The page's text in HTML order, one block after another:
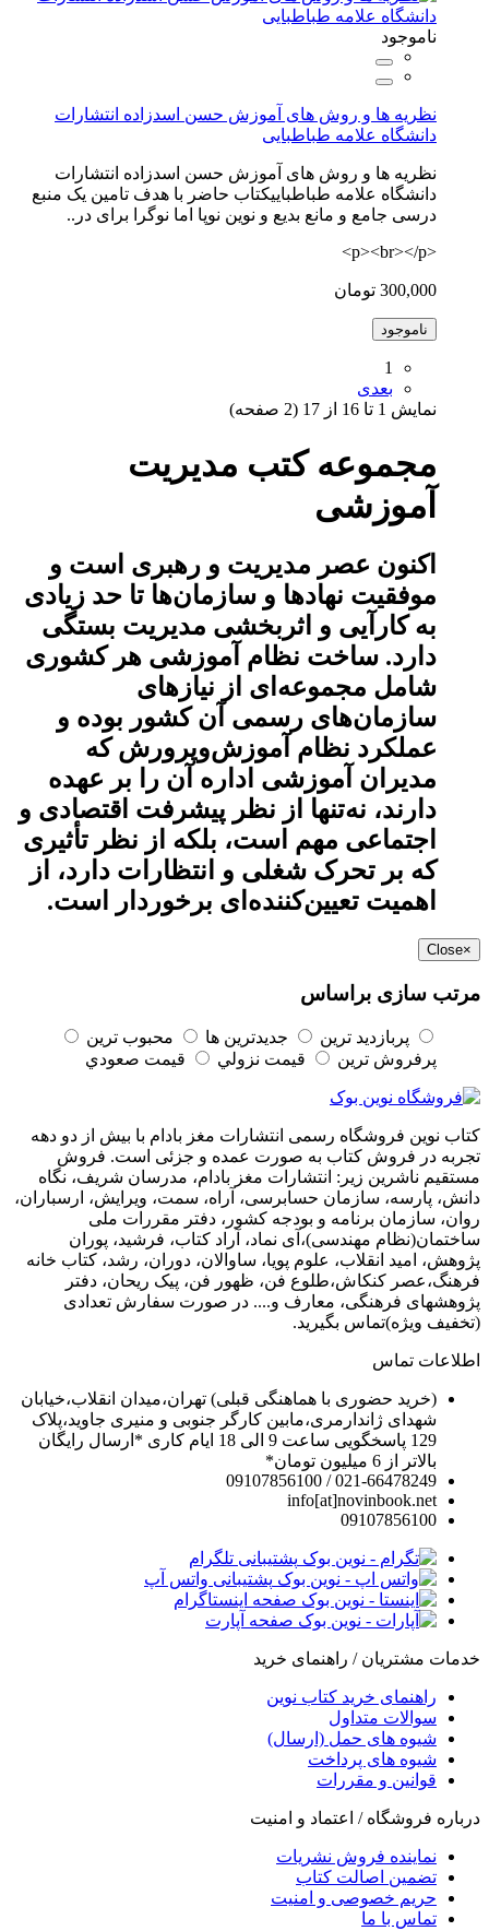
ناموجود
نظریه ها و روش های آموزش حسن اسدزاده انتشارات
دانشگاه علامه طباطبایی
نظریه ها و روش های آموزش حسن اسدزاده انتشارات
دانشگاه علامه طباطباییکتاب حاضر با هدف تامین یک منبع
درسی جامع و مانع بدیع و نوین نوپا اما نوگرا برای در..
<p><br></p>
300,000 تومان
ناموجود
1
بعدی
نمايش 1 تا 16 از 17 (2 صفحه)
مجموعه کتب مدیریت
آموزشی
اکنون عصر مدیریت و رهبری است و
موفقیت نهادها و سازمان‌ها تا حد زیادی
به کارآیی و اثربخشی مدیریت بستگی
دارد. ساخت نظام آموزشی هر کشوری
شامل مجموعه‌ای از نیازهای
سازمان‌های رسمی آن کشور بوده و
عملکرد نظام آموزش‌وپرورش که
مدیران آموزشی اداره آن را بر عهده
دارند، نه‌تنها از نظر پیشرفت اقتصادی و
اجتماعی مهم است، بلکه از نظر تأثیری
که بر تحرک شغلی و انتظارات دارد، از
اهمیت تعیین‌کننده‌ای برخوردار است.
×
Close
مرتب سازی براساس
پربازديد ترين جديدترين ها
محبوب ترين
پرفروش ترين
قيمت نزولي قيمت صعودي
کتاب نوین فروشگاه رسمی انتشارات مغز بادام با بیش از دو دهه
تجربه در فروش کتاب به صورت عمده و جزئی است. فروش
مستقیم ناشرین زیر: انتشارات مغز بادام، مدرسان شریف، نگاه
دانش، پارسه، سازمان حسابرسی، آراه، سمت، ویرایش، ارسباران،
روان، سازمان برنامه و بودجه کشور، دفتر مقررات ملی
ساختمان(نظام مهندسی)،آی نماد، آراد کتاب، فرشید، پوران
پژوهش، امید انقلاب، علوم پویا، ساوالان، دوران، رشد، کتاب خانه
فرهنگ،عصر کنکاش،طلوع فن، ظهور فن، پیک ریحان، دفتر
پژوهشهای فرهنگی، معارف و.... در صورت سفارش تعدادی
(تخفیف ویژه)تماس بگیرید.
اطلاعات تماس
(خرید حضوری با هماهنگی قبلی) تهران،میدان انقلاب،خیابان
شهدای ژاندارمری،مابین کارگر جنوبی و منیری جاوید،پلاک
129 پاسخگویی ساعت 9 الی 18 ایام کاری *ارسال رایگان
بالاتر از 6 میلیون تومان*
021-66478249 / 09107856100
info[at]novinbook.net
09107856100
پشتیبانی تلگرام
پشتیبانی واتس آپ
صفحه اینستاگرام
صفحه آپارت
خدمات مشتریان / راهنمای خرید
راهنمای خرید کتاب نوین
سوالات متداول
شیوه های حمل (ارسال)
شیوه های پرداخت
قوانین و مقررات
درباره فروشگاه / اعتماد و امنیت
نماینده فروش نشریات
تضمین اصالت کتاب
حریم خصوصی و امنیت
تماس با ما